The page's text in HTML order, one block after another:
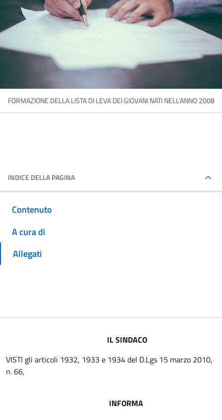
FORMAZIONE DELLA LISTA DI LEVA DEI GIOVANI NATI NELL'ANNO 2008
INDICE DELLA PAGINA
Contenuto
A cura di
Allegati
IL SINDACO
VISTI gli articoli 1932, 1933 e 1934 del D.Lgs 15 marzo 2010,
n. 66,
INFORMA